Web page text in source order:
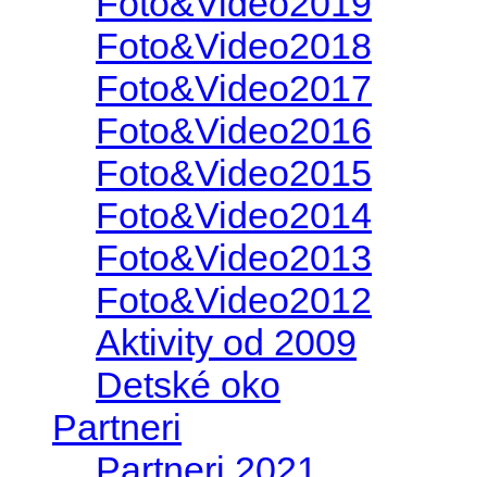
Foto&Video2018
Foto&Video2017
Foto&Video2016
Foto&Video2015
Foto&Video2014
Foto&Video2013
Foto&Video2012
Aktivity od 2009
Detské oko
Partneri